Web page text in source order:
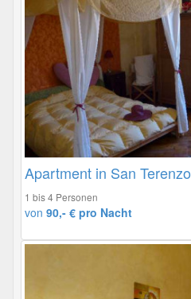
Apartment in San Terenzo
1 bis 4 Personen
von 90,- € pro Nacht